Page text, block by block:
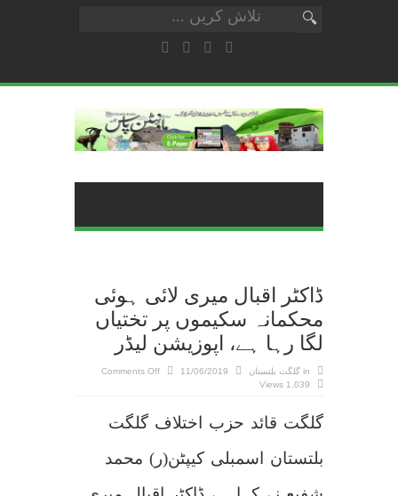
ڈاکٹر اقبال میری لائی ہوئی
محکمانہ سکیموں پر تختیاں
لگا رہا ہے، اپوزیشن لیڈر
in گلگت بلتستان 11/06/2019
Comments Off
on
1,039 Views
گلگت قائد حزب اختلاف گلگت
بلتستان اسمبلی کیپٹن(ر) محمد